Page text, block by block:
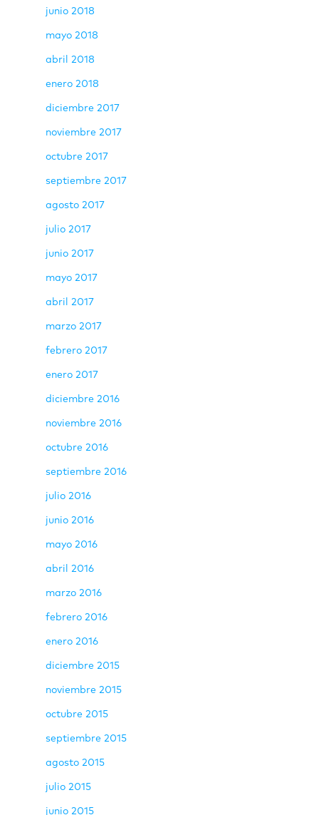
junio 2018
mayo 2018
abril 2018
enero 2018
diciembre 2017
noviembre 2017
octubre 2017
septiembre 2017
agosto 2017
julio 2017
junio 2017
mayo 2017
abril 2017
marzo 2017
febrero 2017
enero 2017
diciembre 2016
noviembre 2016
octubre 2016
septiembre 2016
julio 2016
junio 2016
mayo 2016
abril 2016
marzo 2016
febrero 2016
enero 2016
diciembre 2015
noviembre 2015
octubre 2015
septiembre 2015
agosto 2015
julio 2015
junio 2015